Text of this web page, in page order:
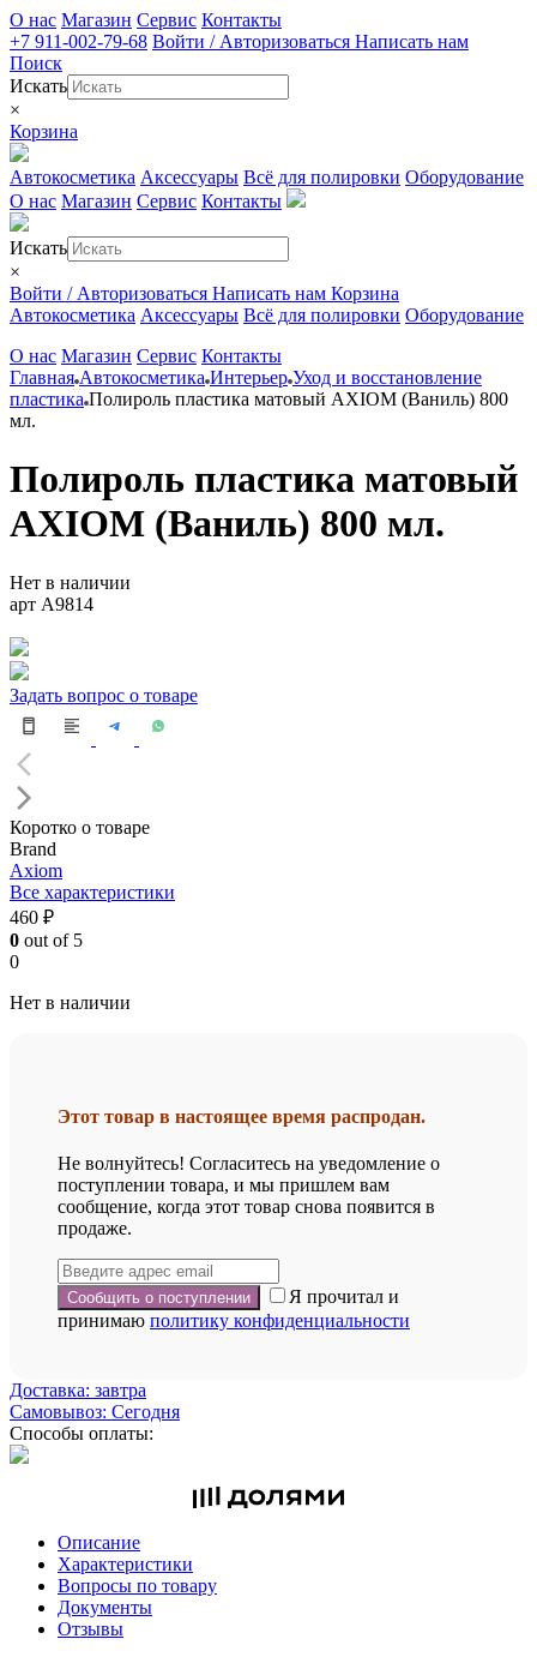
О нас Магазин Сервис Контакты
+7 911-002-79-68 Войти / Авторизоваться Написать нам
Поиск
Искать
×
Корзина
Автокосметика Аксессуары Всё для полировки Оборудование
О нас Магазин Сервис Контакты
Искать
×
Войти / Авторизоваться Написать нам Корзина
Автокосметика Аксессуары Всё для полировки Оборудование
О нас Магазин Сервис Контакты
Главная Автокосметика Интерьер Уход и восстановление
пластика Полироль пластика матовый AXIOM (Ваниль) 800
мл.
Полироль пластика матовый
AXIOM (Ваниль) 800 мл.
Нет в наличии
арт A9814
Задать вопрос о товаре
Коротко о товаре
Brand
Axiom
Все характеристики
460 ₽
0 out of 5
0
Нет в наличии
Этот товар в настоящее время распродан.
Не волнуйтесь! Согласитесь на уведомление о
поступлении товара, и мы пришлем вам
сообщение, когда этот товар снова появится в
продаже.
Я прочитал и
принимаю политику конфиденциальности
Доставка: завтра
Самовывоз: Сегодня
Способы оплаты:
Описание
Характеристики
Вопросы по товару
Документы
Отзывы